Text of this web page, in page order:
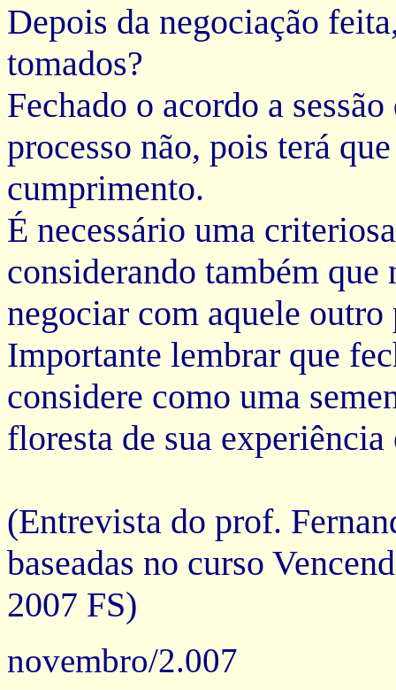
Depois da negociação
tomados?
Fechado o acordo a
processo não, pois terá
cumprimento.
É necessário uma
considerando também
negociar com aquele
Importante lembrar que
considere como uma
floresta de sua
(Entrevista do prof.
baseadas no curso
2007 FS)
novembro/2.007